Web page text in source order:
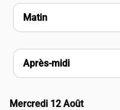
Matin
Après-midi
Mercredi 12 Août